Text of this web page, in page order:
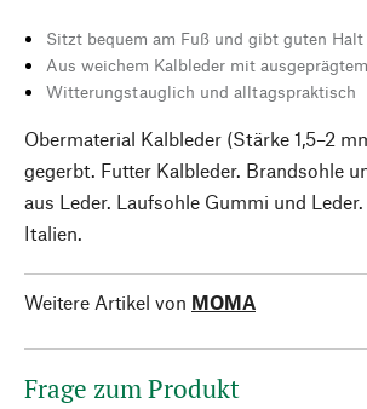
Sitzt bequem am Fuß und gibt guten Halt
Aus weichem Kalbleder mit
Witterungstauglich und alltagspraktisch
Obermaterial Kalbleder (Stärke 1,5–2
gegerbt. Futter Kalbleder. Brandsohle
aus Leder. Laufsohle Gummi und
Italien.
Weitere Artikel von MOMA
Frage zum Produkt